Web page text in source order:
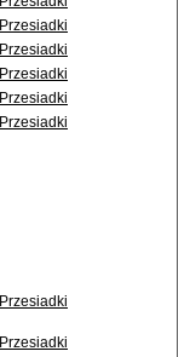
Przesiadki
Przesiadki
Przesiadki
Przesiadki
Przesiadki
Przesiadki
Przesiadki